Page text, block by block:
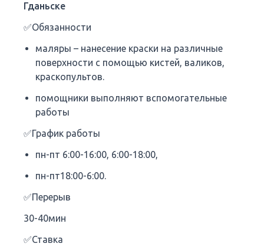
Гданьске
✅Обязанности
маляры – нанесение краски на различные
поверхности с помощью кистей, валиков,
краскопультов.
помощники выполняют вспомогательные
работы
✅График работы
пн-пт 6:00-16:00, 6:00-18:00,
пн-пт18:00-6:00.
✅Перерыв
30-40мин
✅Ставка